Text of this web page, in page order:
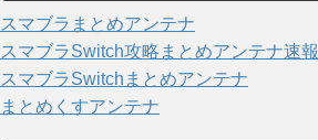
スマブラまとめアンテナ
スマブラSwitch攻略まとめアンテナ速報
スマブラSwitchまとめアンテナ
まとめくすアンテナ